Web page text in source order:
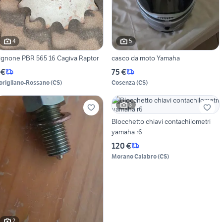
4
Pignone PBR 565 16 Cagiva Raptor
Rossano(CS)
5
casco da moto Yamaha
75 €
Cosenza (CS)
3
Blocchetto chiavi contachilometri
yamaha r6
120 €
Morano Calabro(CS)